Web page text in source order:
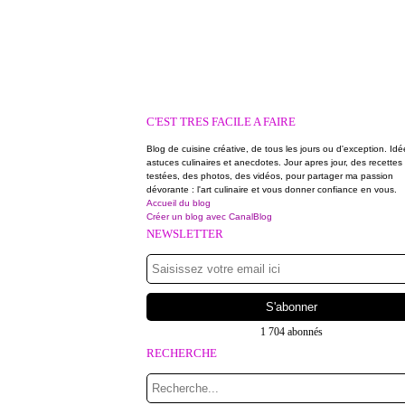
C'EST TRES FACILE A FAIRE
Blog de cuisine créative, de tous les jours ou d'exception.
astuces culinaires et anecdotes. Jour apres jour, des recettes
testées, des photos, des vidéos, pour partager ma passion
dévorante : l'art culinaire et vous donner confiance en vous.
Accueil du blog
Créer un blog avec CanalBlog
NEWSLETTER
1 704 abonnés
RECHERCHE